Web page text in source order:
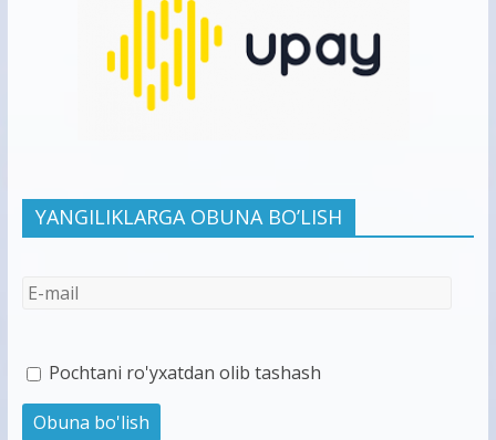
YANGILIKLARGA OBUNA BO’LISH
Pochtani ro'yxatdan olib tashash